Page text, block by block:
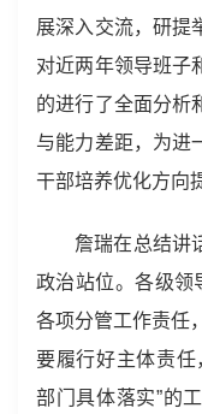
展深入交流，研提
对近两年领导班子
的进行了全面分析
与能力差距，为进
干部培养优化方向
詹瑞在总结讲
政治站位。各级领
各项分管工作责任
要履行好主体责任
部门具体落实”的